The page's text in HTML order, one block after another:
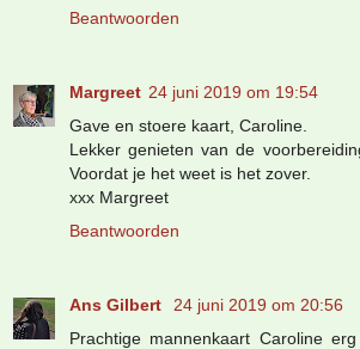
Beantwoorden
Margreet 24 juni 2019 om 19:54
Gave en stoere kaart, Caroline.
Lekker genieten van de
Voordat je het weet is het zover.
xxx Margreet
Beantwoorden
Ans Gilbert
24 juni 2019 om 20:56
Prachtige mannenkaart Caroline